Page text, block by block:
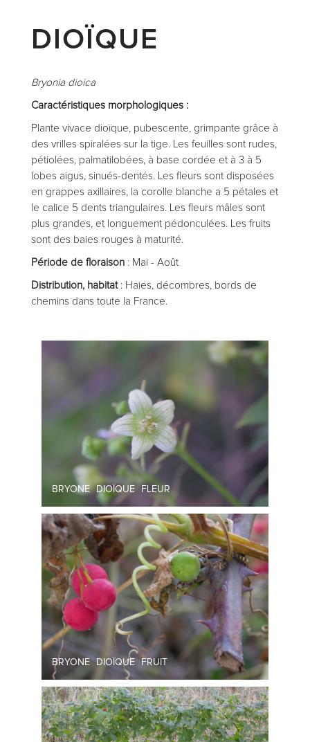
DIOÏQUE
Bryonia dioica
Caractéristiques morphologiques :
Plante vivace dioïque, pubescente, grimpante grâce à
des vrilles spiralées sur la tige. Les feuilles sont rudes,
pétiolées, palmatilobées, à base cordée et à 3 à 5
lobes aigus, sinués-dentés. Les fleurs sont disposées
en grappes axillaires, la corolle blanche a 5 pétales et
le calice 5 dents triangulaires. Les fleurs mâles sont
plus grandes, et longuement pédonculées. Les fruits
sont des baies rouges à maturité.
Période de floraison: Mai - Août
Distribution, habitat : Haies, décombres, bords de
chemins dans toute la France.
BRYONE DIOÏQUE FLEUR
BRYONE DIOÏQUE FRUIT